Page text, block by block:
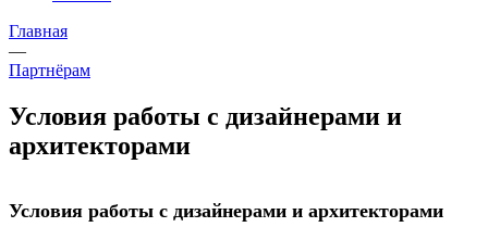
Главная
—
Партнёрам
Условия работы с дизайнерами и
архитекторами
Условия работы с дизайнерами и архитекторами